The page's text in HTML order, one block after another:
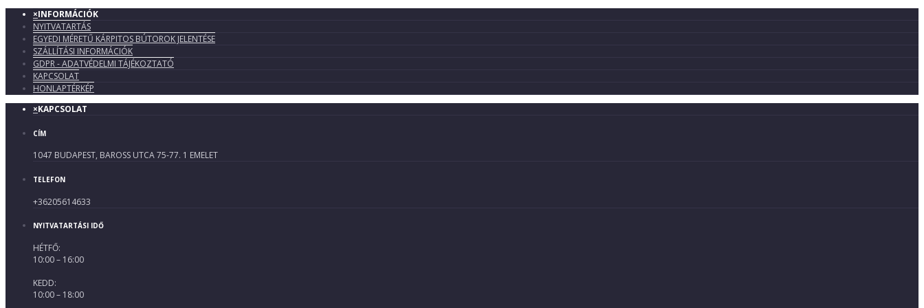
×INFORMÁCIÓK
NYITVATARTÁS
EGYEDI MÉRETŰ KÁRPITOS BÚTOROK JELENTÉSE
SZÁLLÍTÁSI INFORMÁCIÓK
GDPR - ADATVÉDELMI TÁJÉKOZTATÓ
KAPCSOLAT
HONLAPTÉRKÉP
×KAPCSOLAT
CÍM
1047 BUDAPEST, BAROSS UTCA 75-77. 1 EMELET
TELEFON
+36205614633
NYITVATARTÁSI IDŐ
HÉTFŐ:
10:00 – 16:00
KEDD:
10:00 – 18:00